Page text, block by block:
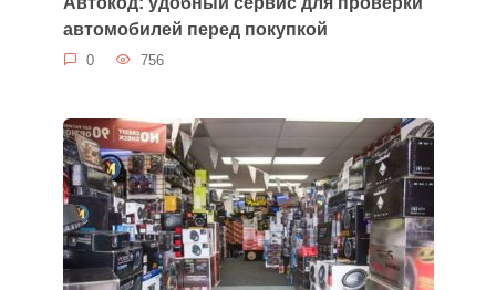
автомобилей перед покупкой
0 756